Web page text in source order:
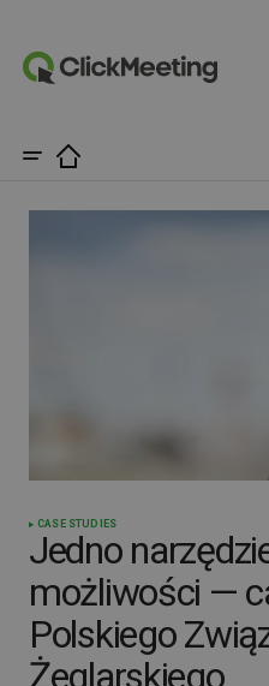
CASE STUDIES
Jedno
możliwości —
Polskiego
Żeglarskiego